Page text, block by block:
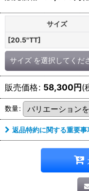
サイズ
[20.5"TT]
サイズ を選択してくだ
販売価格: 58,300円(
数量:
返品特約に関する重要事